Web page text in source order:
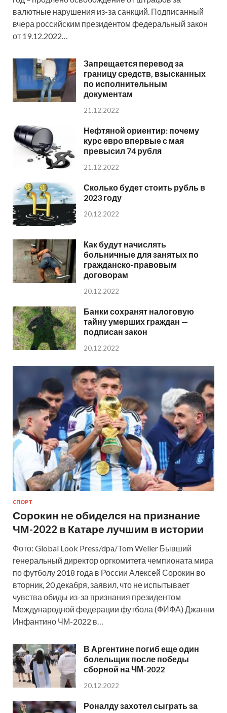
валютные нарушения из-за санкций. Подписанный
вчера российским президентом федеральный закон
от 19.12.2022…
Запрещается перевод за
границу средств, взысканных
по исполнительным
документам
21.12.2022
Нефтяной ориентир: почему
курс евро впервые с мая
превысил 74 рубля
21.12.2022
Сколько будет стоить рубль в
2023 году
20.12.2022
Как будут начислять
больничные для занятых по
гражданско-правовым
договорам
20.12.2022
Банки сохранят налоговую
тайну умерших граждан —
подписан закон
20.12.2022
СПОРТ
Сорокин не обиделся на признание
ЧМ-2022 в Катаре лучшим в истории
Фото: Global Look Press/dpa/Tom Weller Бывший
генеральный директор оргкомитета чемпионата мира
по футболу 2018 года в России Алексей Сорокин во
вторник, 20 декабря, заявил, что не испытывает
чувства обиды из-за признания президентом
Международной федерации футбола (ФИФА) Джанни
Инфантино ЧМ-2022 в…
В Аргентине погиб еще один
болельщик после победы
сборной на ЧМ-2022
20.12.2022
Роналду захотел сыграть за